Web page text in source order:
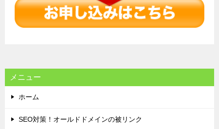
メニュー
ホーム
SEO対策！オールドドメインの被リンク